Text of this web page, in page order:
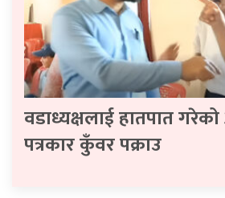
वडाध्यक्षलाई हातपात
पत्रकार कुँवर पक्राउ